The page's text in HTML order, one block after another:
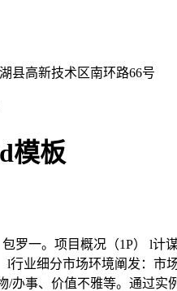
县高新技术区南环路66号
模板
一。项目概况（1P） l计谋
l行业细分市场环境阐发：
/办事、价值不雅等。通过